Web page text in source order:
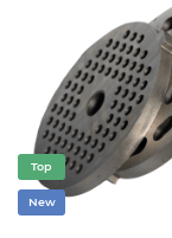
Top
New